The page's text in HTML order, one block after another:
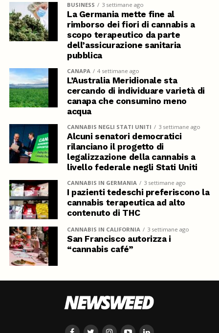
BUSINESS 3 settimane ago
La Germania mette fine al
rimborso dei fiori di cannabis a
scopo terapeutico da parte
dell’assicurazione sanitaria
pubblica
CANAPA 4 settimane ago
L’Australia Meridionale sta
cercando di individuare varietà di
canapa che consumino meno
acqua
CANNABIS NEGLI STATI UNITI 3 settimane ago
Alcuni senatori democratici
rilanciano il progetto di
legalizzazione della cannabis a
livello federale negli Stati Uniti
CANNABIS IN GERMANIA 3 settimane ago
I pazienti tedeschi preferiscono la
cannabis terapeutica ad alto
contenuto di THC
CANNABIS IN CALIFORNIA 3 settimane ago
San Francisco autorizza i
“cannabis café”